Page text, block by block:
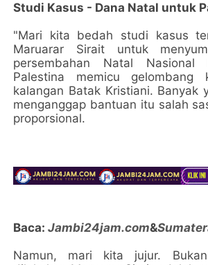
Studi Kasus - Dana Natal untuk
"Mari kita bedah studi kasus
Maruarar Sirait untuk
persembahan Natal Nasional
Palestina memicu
kalangan Batak Kristiani. Banyak
menganggap bantuan itu salah
proporsional.
Baca:Jambi24jam.com&
Namun, mari kita jujur.